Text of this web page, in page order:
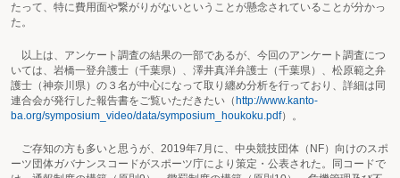
たって、特に費用面や繋がりがないということが懸念されていることが分かっ
た。
以上は、アンケート調査の結果の一部であるが、今回のアンケート調査につ
いては、岩橋一登弁護士（千葉県）、澤井真洋弁護士（千葉県）、松原範之弁
護士（神奈川県）の３名が中心になって取り纏め分析を行っており、詳細は同
連合会が発行した報告書をご覧いただきたい（ http://www.kanto-
ba.org/symposium_video/data/symposium_houkoku.pdf）。
ご存知の方も多いと思うが、2019年7月に、中央競技団体（NF）向けのスポ
ーツ団体ガバナンスコードがスポーツ庁により策定・公表された。同コードで